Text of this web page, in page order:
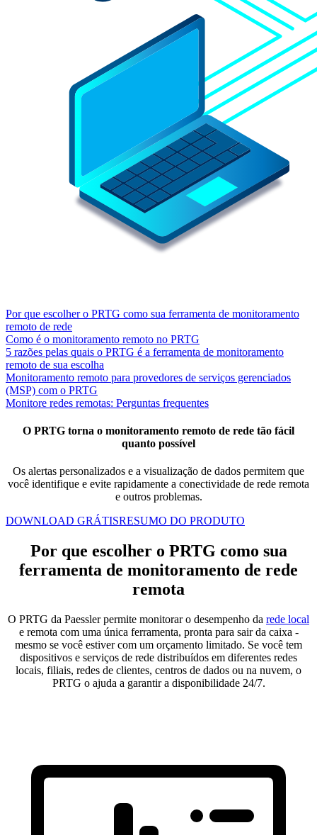
Por que escolher o PRTG como sua ferramenta de monitoramento
remoto de rede
Como é o monitoramento remoto no PRTG
5 razões pelas quais o PRTG é a ferramenta de monitoramento
remoto de sua escolha
Monitoramento remoto para provedores de serviços gerenciados
(MSP) com o PRTG
Monitore redes remotas: Perguntas frequentes
O PRTG torna o monitoramento remoto de rede tão fácil
quanto possível
Os alertas personalizados e a visualização de dados permitem que
você identifique e evite rapidamente a conectividade de rede remota
e outros problemas.
DOWNLOAD GRÁTISRESUMO DO PRODUTO
Por que escolher o PRTG como sua
ferramenta de monitoramento de rede
remota
O PRTG da Paessler permite monitorar o desempenho da rede local
e remota com uma única ferramenta, pronta para sair da caixa -
mesmo se você estiver com um orçamento limitado. Se você tem
dispositivos e serviços de rede distribuídos em diferentes redes
locais, filiais, redes de clientes, centros de dados ou na nuvem, o
PRTG o ajuda a garantir a disponibilidade 24/7.